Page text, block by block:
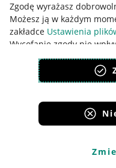
Zgodę wyrażasz
Możesz ją w każdym
zakładce Ustawienia
Wycofanie zgody nie
przetwarzania.
polityka plików cookies
Korzystanie z serwisu